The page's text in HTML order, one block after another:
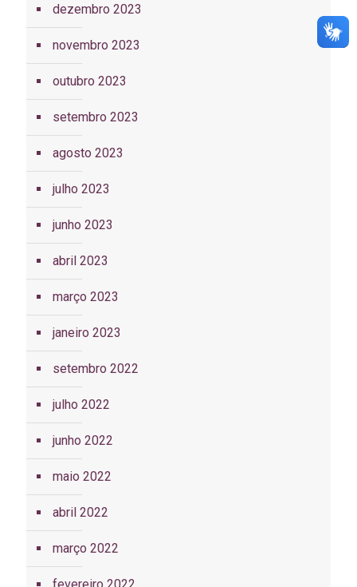
dezembro 2023
novembro 2023
outubro 2023
setembro 2023
agosto 2023
julho 2023
junho 2023
abril 2023
março 2023
janeiro 2023
setembro 2022
julho 2022
junho 2022
maio 2022
abril 2022
março 2022
fevereiro 2022